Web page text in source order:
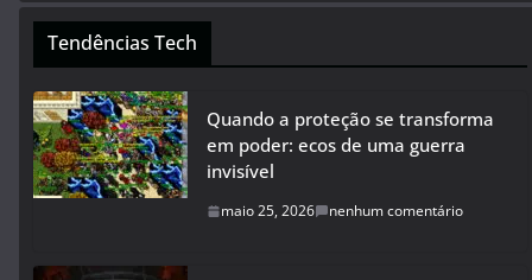
Tendências Tech
Quando a proteção se transforma
em poder: ecos de uma guerra
invisível
maio 25, 2026 nenhum comentário